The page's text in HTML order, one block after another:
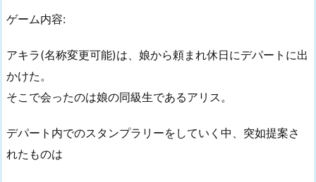
ゲーム内容:
アキラ(名称変更可能)は、娘から頼まれ休日にデパートに出
かけた。
そこで会ったのは娘の同級生であるアリス。
デパート内でのスタンプラリーをしていく中、突如提案さ
れたものは